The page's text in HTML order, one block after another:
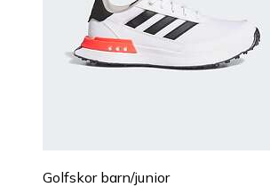
Golfskor barn/junior